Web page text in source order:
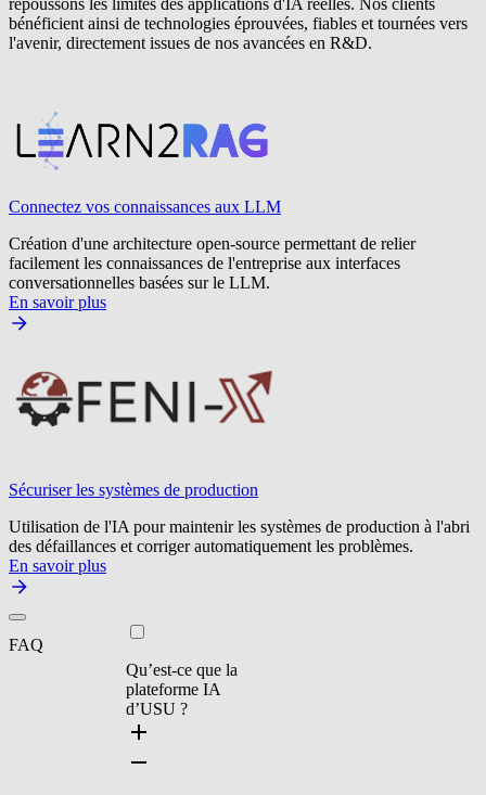
bénéficient ainsi de technologies éprouvées, fiables et tournées vers
l'avenir, directement issues de nos avancées en R&D.
Connectez vos connaissances aux LLM
Création d'une architecture open-source permettant de relier
facilement les connaissances de l'entreprise aux interfaces
conversationnelles basées sur le LLM.
En savoir plus
Sécuriser les systèmes de production
Utilisation de l'IA pour maintenir les systèmes de production à l'abri
des défaillances et corriger automatiquement les problèmes.
En savoir plus
FAQ
Qu’est-ce que la
plateforme IA
d’USU ?